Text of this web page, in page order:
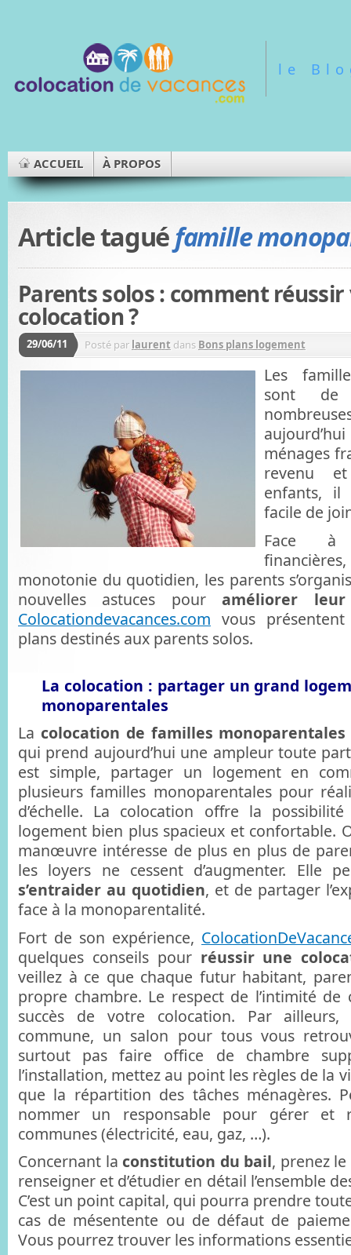
le
ACCUEIL À PROPOS
Article taguéfamille
Parents solos : comment
colocation ?
29/06/11 Posté par laurent dans Bons plans logement
Les
sont
ménages
revenu
enfants, il
facile de
Face à
monotonie du quotidien, les parents
nouvelles astuces pouraméliorer
Colocationdevacances.com vous
plans destinés aux parents solos.
La colocation : partager un grand
monoparentales
La colocation de familles monoparentales
qui prend aujourd’hui une ampleur toute
est simple, partager un logement en
plusieurs familles monoparentales pour
d’échelle. La colocation offre la
logement bien plus spacieux et confortable.
manœuvre intéresse de plus en plus de
les loyers ne cessent d’augmenter. Elle
s’entraider au quotidien, et de partager
face à la monoparentalité.
Fort de son expérience,
quelques conseils pourréussir une
veillez à ce que chaque futur habitant,
propre chambre. Le respect de l’intimité de
succès de votre colocation. Par
commune, un salon pour tous vous
surtout pas faire office de chambre
l’installation, mettez au point les règles de la
que la répartition des tâches ménagères.
nommer un responsable pour gérer et
communes (électricité, eau, gaz, …).
Concernant la constitution du bail, prenez
renseigner et d’étudier en détail l’ensemble
C’est un point capital, qui pourra prendre
cas de mésentente ou de défaut de
Vous pourrez trouver les informations